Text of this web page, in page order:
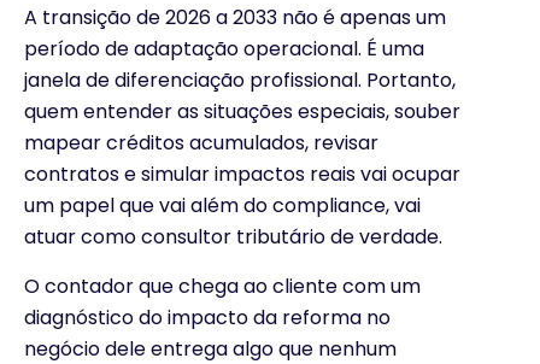
A transição de 2026 a 2033 não é apenas um
período de adaptação operacional. É uma
janela de diferenciação profissional. Portanto,
quem entender as situações especiais, souber
mapear créditos acumulados, revisar
contratos e simular impactos reais vai ocupar
um papel que vai além do compliance, vai
atuar como consultor tributário de verdade.
O contador que chega ao cliente com um
diagnóstico do impacto da reforma no
negócio dele entrega algo que nenhum